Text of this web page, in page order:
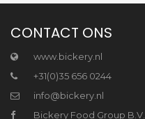
CONTACT ONS
www.bickery.nl
+31(0)35 656 0244
info@bickery.nl
Bickery Food Group B.V.